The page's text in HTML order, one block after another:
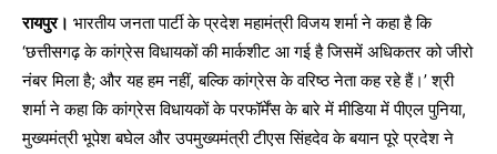
रायपुर। भारतीय जनता पार्टी के प्रदेश महामंत्री विजय शर्मा ने कहा है कि
‘छत्तीसगढ़ के कांग्रेस विधायकों की मार्कशीट आ गई है जिसमें अधिकतर को जीरो
नंबर मिला है; और यह हम नहीं, बल्कि कांग्रेस के वरिष्ठ नेता कह रहे हैं।’ श्री
शर्मा ने कहा कि कांग्रेस विधायकों के परफॉर्मेंस के बारे में मीडिया में पीएल पुनिया,
मुख्यमंत्री भूपेश बघेल और उपमुख्यमंत्री टीएस सिंहदेव के बयान पूरे प्रदेश ने